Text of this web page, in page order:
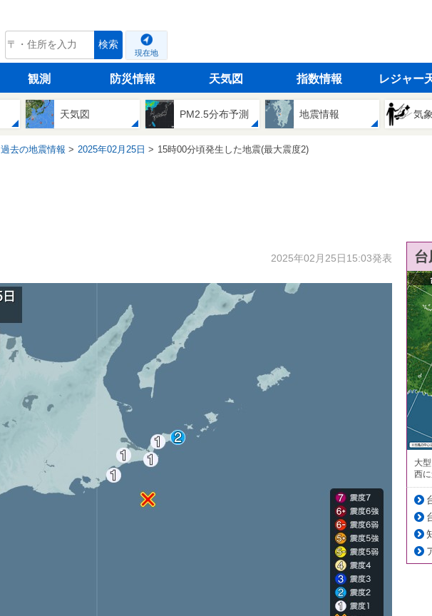
tenki.jp 検索
現在地
観測 防災情報 天気図 指数情報 レジャー
天気図 PM2.5分布予測 地震情報 気
過去の地震情報 2025年02月25日 15時00分頃発生した地震(最大震度2)
2025年02月25日15:03発表
大
西